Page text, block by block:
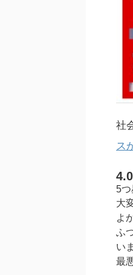
社
ス
4.0
5つ
大
よ
ふ
い
最